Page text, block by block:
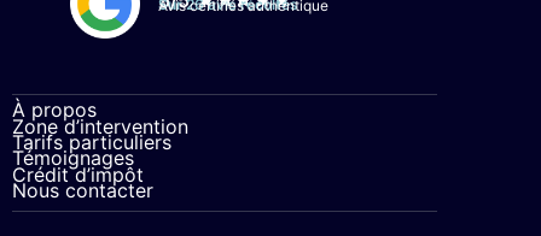
Sur 26 avis récoltés
Avis certifiés authentique
À propos
Zone d’intervention
Tarifs particuliers
Témoignages
Crédit d’impôt
Nous contacter